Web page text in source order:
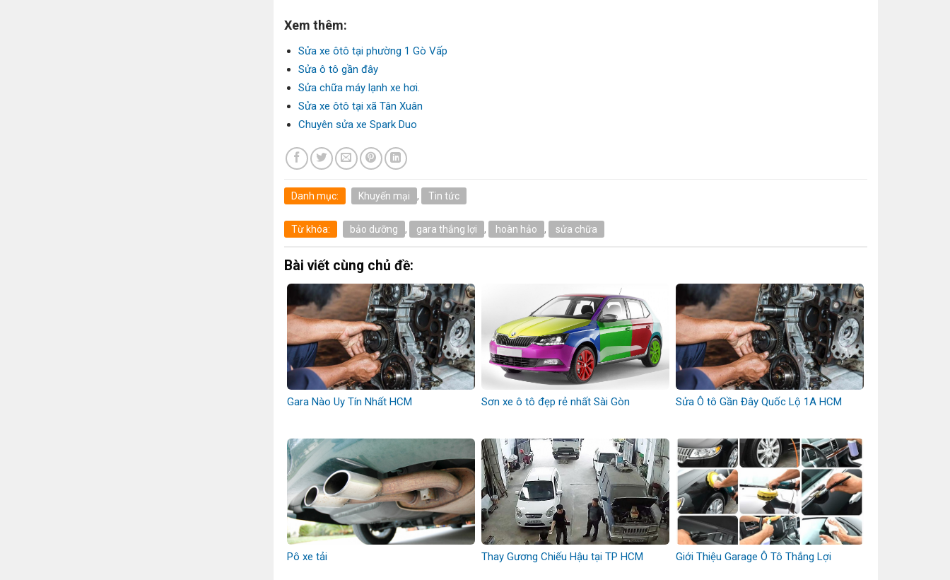
Xem thêm:
Sửa xe ôtô tại phường 1 Gò Vấp
Sửa ô tô gần đây
Sửa chữa máy lạnh xe hơi.
Sửa xe ôtô tại xã Tân Xuân
Chuyên sửa xe Spark Duo
Danh mục: Khuyến mại , Tin tức
Từ khóa: bảo dưỡng , gara thắng lợi , hoàn hảo , sửa chữa
Bài viết cùng chủ đề:
Gara Nào Uy Tín Nhất HCM Sơn xe ô tô đẹp rẻ nhất Sài Gòn Sửa Ô tô Gần Đây Quốc Lộ 1A HCM
Pô xe tải Thay Gương Chiếu Hậu tại TP HCM Giới Thiệu Garage Ô Tô Thắng Lợi